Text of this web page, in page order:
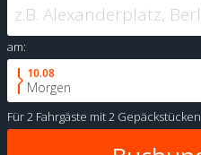
am:
10.08
Morgen
Für2 Fahrgäste mit2 Gepäckstücken